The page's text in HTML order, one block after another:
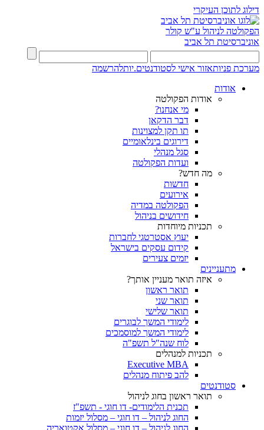
דילוג לתוכן העיקרי
הפקולטה לניהול ע"ש קולר
אוניברסיטת תל אביב
מערכת פניותאזור אישי לסטודנטים.יותלהרשמה
אודות
אודות הפקולטה
מי אנחנו?
דבר הדקאן
תו תקן למצוינות
דירוגים בינלאומיים
סגל מנהלי
ועדות הפקולטה
מה חדש?
חדשות
אירועים
הפקולטה במדיה
חידושים בניהול
תכניות מיוחדות
יעוץ אסטרטגי לחברות
קידום עסקים בישראל
יזמים צעירים
מתעניינים
איזה תואר מעניין אותך?
תואר ראשון
תואר שני
תואר שלישי
לימודי המשך לבוגרים
לימודי המשך למוסמכים
לוח שנה"ל תשפ"ה
תכניות למנהלים
Executive MBA
להב פיתוח מנהלים
סטודנטים
תואר ראשון בחוג לניהול
תכנית הלימודים- דו חוגי - תשפ"ז
החוג לניהול – דו חוגי – מסלול יזמות
החוג לניהול – דו חוגי – מסלול אקטואריה